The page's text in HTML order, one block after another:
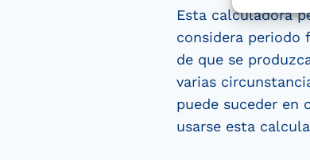
Esta calculadora
considera periodo
de que se
varias
puede suceder en
usarse esta